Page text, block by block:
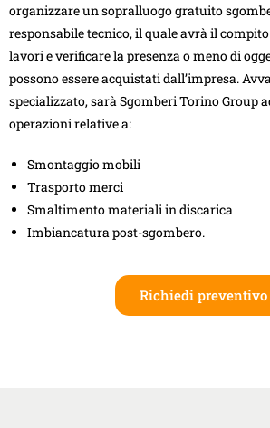
organizzare un sopralluogo gratuito
responsabile tecnico, il quale avrà il
lavori e verificare la presenza o meno di
possono essere acquistati dall’impresa.
specializzato, sarà Sgomberi Torino Group
operazioni relative a:
Smontaggio mobili
Trasporto merci
Smaltimento materiali in discarica
Imbiancatura post-sgombero.
Richiedi preventivo